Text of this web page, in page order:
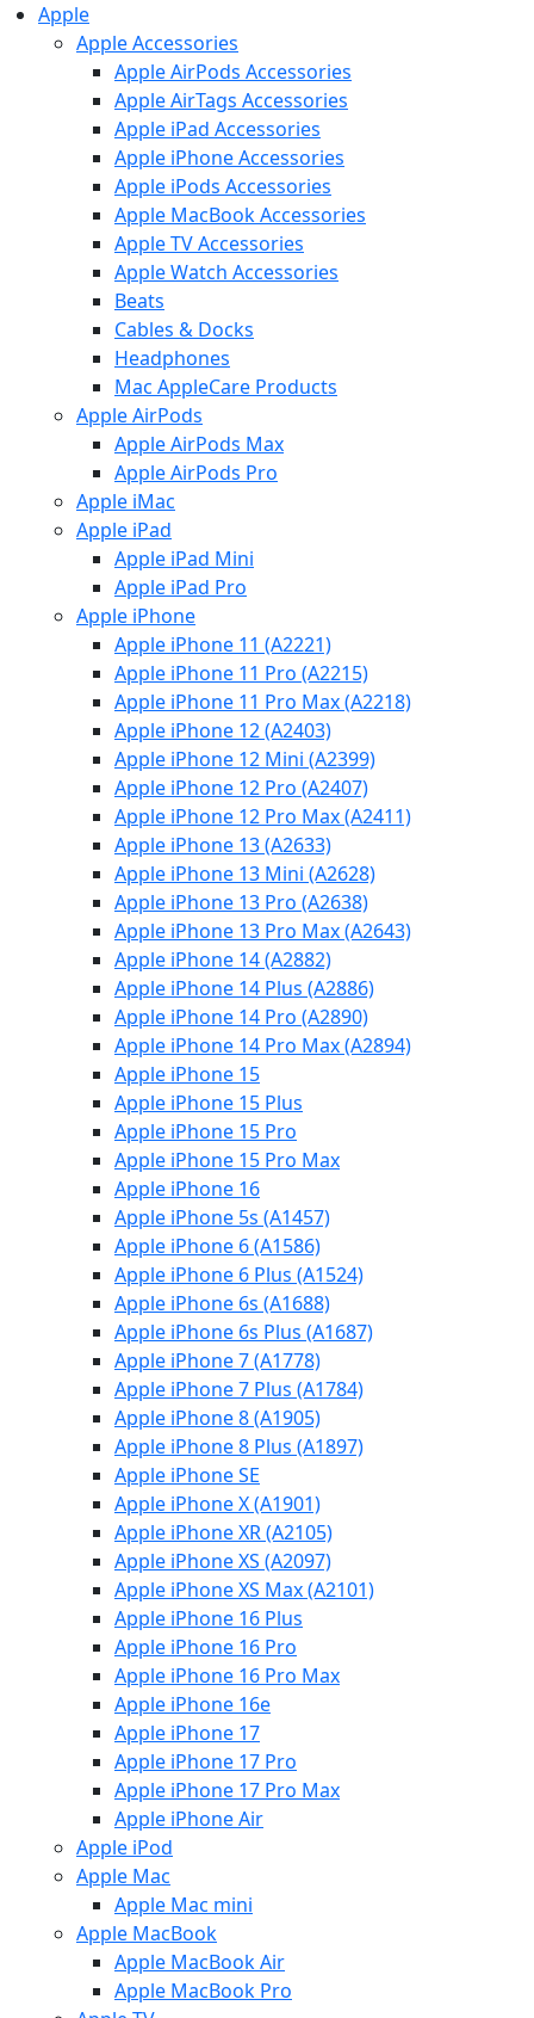
Apple
Apple Accessories
Apple AirPods Accessories
Apple AirTags Accessories
Apple iPad Accessories
Apple iPhone Accessories
Apple iPods Accessories
Apple MacBook Accessories
Apple TV Accessories
Apple Watch Accessories
Beats
Cables & Docks
Headphones
Mac AppleCare Products
Apple AirPods
Apple AirPods Max
Apple AirPods Pro
Apple iMac
Apple iPad
Apple iPad Mini
Apple iPad Pro
Apple iPhone
Apple iPhone 11 (A2221)
Apple iPhone 11 Pro (A2215)
Apple iPhone 11 Pro Max (A2218)
Apple iPhone 12 (A2403)
Apple iPhone 12 Mini (A2399)
Apple iPhone 12 Pro (A2407)
Apple iPhone 12 Pro Max (A2411)
Apple iPhone 13 (A2633)
Apple iPhone 13 Mini (A2628)
Apple iPhone 13 Pro (A2638)
Apple iPhone 13 Pro Max (A2643)
Apple iPhone 14 (A2882)
Apple iPhone 14 Plus (A2886)
Apple iPhone 14 Pro (A2890)
Apple iPhone 14 Pro Max (A2894)
Apple iPhone 15
Apple iPhone 15 Plus
Apple iPhone 15 Pro
Apple iPhone 15 Pro Max
Apple iPhone 16
Apple iPhone 5s (A1457)
Apple iPhone 6 (A1586)
Apple iPhone 6 Plus (A1524)
Apple iPhone 6s (A1688)
Apple iPhone 6s Plus (A1687)
Apple iPhone 7 (A1778)
Apple iPhone 7 Plus (A1784)
Apple iPhone 8 (A1905)
Apple iPhone 8 Plus (A1897)
Apple iPhone SE
Apple iPhone X (A1901)
Apple iPhone XR (A2105)
Apple iPhone XS (A2097)
Apple iPhone XS Max (A2101)
Apple iPhone 16 Plus
Apple iPhone 16 Pro
Apple iPhone 16 Pro Max
Apple iPhone 16e
Apple iPhone 17
Apple iPhone 17 Pro
Apple iPhone 17 Pro Max
Apple iPhone Air
Apple iPod
Apple Mac
Apple Mac mini
Apple MacBook
Apple MacBook Air
Apple MacBook Pro